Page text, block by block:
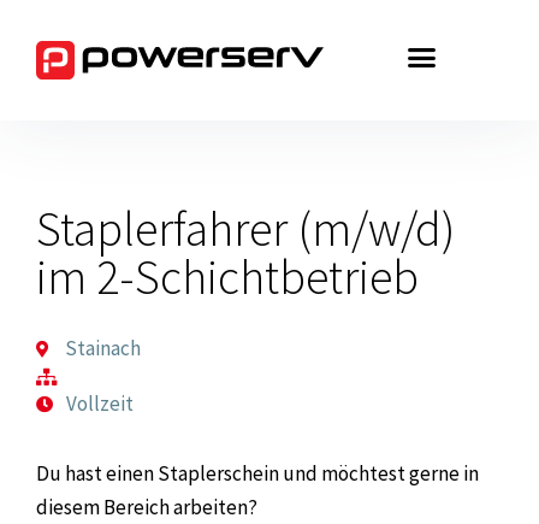
Inhalt
springen
Staplerfahrer (m/w/d)
im 2-Schichtbetrieb
Stainach
Vollzeit
Du hast einen Staplerschein und möchtest gerne in
diesem Bereich arbeiten?